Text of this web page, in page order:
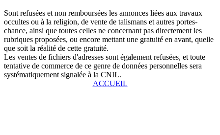
Sont refusées et non remboursées les annonces liées aux travaux
occultes ou à la religion, de vente de talismans et autres portes-
chance, ainsi que toutes celles ne concernant pas directement les
rubriques proposées, ou encore mettant une gratuité en avant, quelle
que soit la réalité de cette gratuité.
Les ventes de fichiers d'adresses sont également refusées, et toute
tentative de commerce de ce genre de données personnelles sera
systématiquement signalée à la CNIL.
ACCUEIL